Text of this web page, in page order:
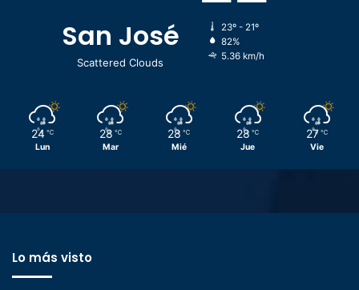
San José
Scattered Clouds
23º - 21º
82%
5.36 km/h
24 ℃
Lun
28 ℃
Mar
28 ℃
Mié
28 ℃
Jue
27 ℃
Vie
Lo más visto